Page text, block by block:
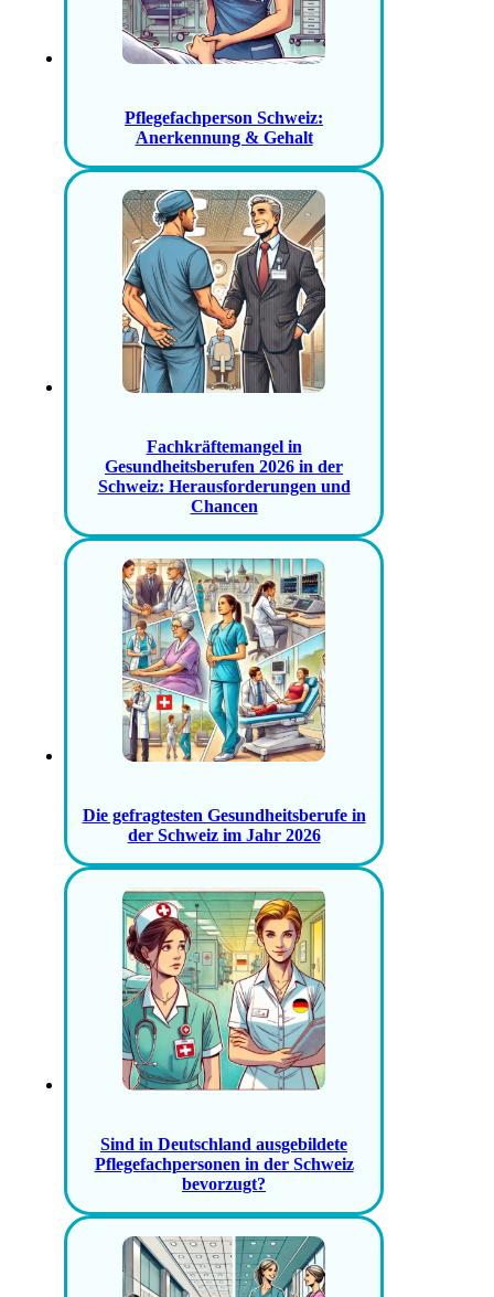
Pflegefachperson Schweiz:
Anerkennung & Gehalt
Fachkräftemangel in
Gesundheitsberufen 2026 in der
Schweiz: Herausforderungen und
Chancen
Die gefragtesten Gesundheitsberufe in
der Schweiz im Jahr 2026
Sind in Deutschland ausgebildete
Pflegefachpersonen in der Schweiz
bevorzugt?